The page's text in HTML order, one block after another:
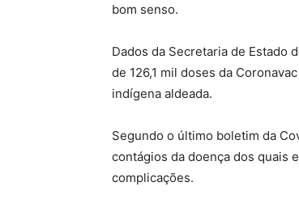
bom senso.
Dados da Secretaria de Estado
de 126,1 mil doses da
indígena aldeada.
Segundo o último boletim da
contágios da doença dos quais
complicações.